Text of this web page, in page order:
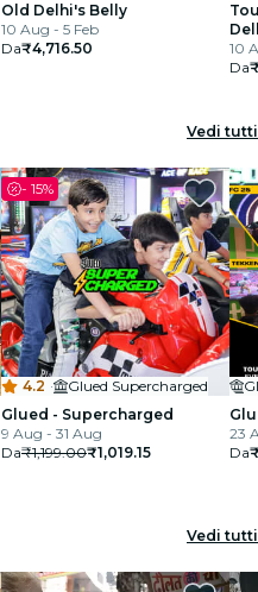
Old Delhi's Belly
10 Aug - 5 Feb
Da₹4,716.50
10
Da
Vedi tutti
- 15%
4.2 ·
Glued Supercharged
Glued - Supercharged
9 Aug - 31 Aug
Da₹1,199.00₹1,019.15
23
Da
Vedi tutti